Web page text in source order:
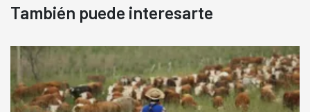
También puede interesarte